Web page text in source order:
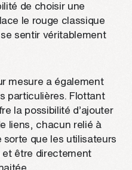
de choisir une
le rouge classique
sentir véritablement
mesure a également
particulières. Flottant
la possibilité d’ajouter
liens, chacun relié à
que les utilisateurs
et être directement